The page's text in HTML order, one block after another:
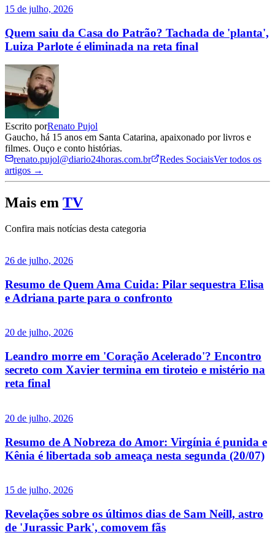
15 de julho, 2026
Quem saiu da Casa do Patrão? Tachada de 'planta',
Luiza Parlote é eliminada na reta final
Escrito porRenato Pujol
Gaucho, há 15 anos em Santa Catarina, apaixonado por livros e
filmes. Ouço e conto histórias.
renato.pujol@diario24horas.com.br
Redes SociaisVer todos os
artigos →
Mais em TV
Confira mais notícias desta categoria
26 de julho, 2026
Resumo de Quem Ama Cuida: Pilar sequestra Elisa
e Adriana parte para o confronto
20 de julho, 2026
Leandro morre em 'Coração Acelerado'? Encontro
secreto com Xavier termina em tiroteio e mistério na
reta final
20 de julho, 2026
Resumo de A Nobreza do Amor: Virgínia é punida e
Kênia é libertada sob ameaça nesta segunda (20/07)
15 de julho, 2026
Revelações sobre os últimos dias de Sam Neill, astro
de 'Jurassic Park', comovem fãs